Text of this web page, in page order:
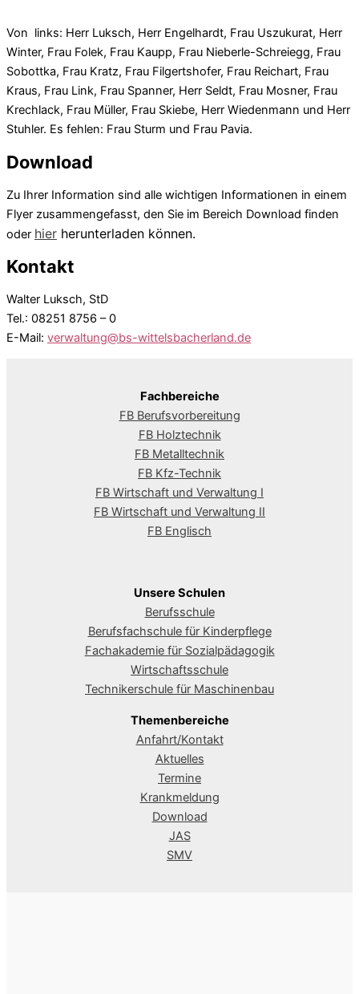
Von links: Herr Luksch, Herr Engelhardt, Frau Uszukurat, Herr
Winter, Frau Folek, Frau Kaupp, Frau Nieberle-Schreiegg, Frau
Sobottka, Frau Kratz, Frau Filgertshofer, Frau Reichart, Frau
Kraus, Frau Link, Frau Spanner, Herr Seldt, Frau Mosner, Frau
Krechlack, Frau Müller, Frau Skiebe, Herr Wiedenmann und Herr
Stuhler. Es fehlen: Frau Sturm und Frau Pavia.
Download
Zu Ihrer Information sind alle wichtigen Informationen in einem
Flyer zusammengefasst, den Sie im Bereich Download finden
oder hier herunterladen können.
Kontakt
Walter Luksch, StD
Tel.: 08251 8756 – 0
E-Mail: verwaltung@bs-wittelsbacherland.de
Fachbereiche
FB Berufsvorbereitung
FB Holztechnik
FB Metalltechnik
FB Kfz-Technik
FB Wirtschaft und Verwaltung I
FB Wirtschaft und Verwaltung II
FB Englisch
Unsere Schulen
Berufsschule
Berufsfachschule für Kinderpflege
Fachakademie für Sozialpädagogik
Wirtschaftsschule
Technikerschule für Maschinenbau
Themenbereiche
Anfahrt/Kontakt
Aktuelles
Termine
Krankmeldung
Download
JAS
SMV